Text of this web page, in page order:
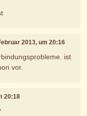
2013, um 20:16
ist
vor.
20:18